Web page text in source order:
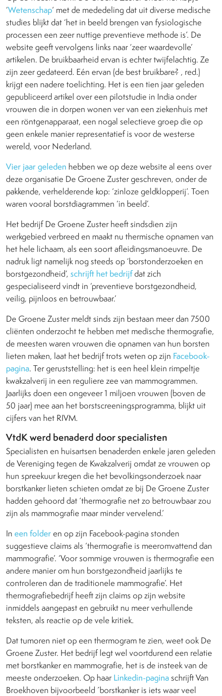
‘Wetenschap‘ met de mededeling dat uit diverse medische
studies blijkt dat ‘het in beeld brengen van fysiologische
processen een zeer nuttige preventieve methode is’. De
website geeft vervolgens links naar ‘zeer waardevolle’
artikelen. De bruikbaarheid ervan is echter twijfelachtig. Ze
zijn zeer gedateerd. Eén ervan (de best bruikbare? , red.)
krijgt een nadere toelichting. Het is een tien jaar geleden
gepubliceerd artikel over een pilotstudie in India onder
vrouwen die in dorpen wonen ver van een ziekenhuis met
een röntgenapparaat, een nogal selectieve groep die op
geen enkele manier representatief is voor de westerse
wereld, voor Nederland.
Vier jaar geleden hebben we op deze website al eens over
deze organisatie De Groene Zuster geschreven, onder de
pakkende, verhelderende kop: ‘zinloze geldklopperij’. Toen
waren vooral borstdiagrammen ‘in beeld’.
Het bedrijf De Groene Zuster heeft sindsdien zijn
werkgebied verbreed en maakt nu thermische opnamen van
het hele lichaam, als een soort afleidingsmanoeuvre. De
nadruk ligt namelijk nog steeds op ‘borstonderzoeken en
borstgezondheid’, schrijft het bedrijfdat zich
gespecialiseerd vindt in ‘preventieve borstgezondheid,
veilig, pijnloos en betrouwbaar.’
De Groene Zuster meldt sinds zijn bestaan meer dan 7500
cliënten onderzocht te hebben met medische thermografie,
de meesten waren vrouwen die opnamen van hun borsten
lieten maken, laat het bedrijf trots weten op zijn Facebook-
pagina. Ter geruststelling: het is een heel klein rimpeltje
kwakzalverij in een reguliere zee van mammogrammen.
Jaarlijks doen een ongeveer 1 miljoen vrouwen (boven de
50 jaar) mee aan het borstscreeningsprogramma, blijkt uit
cijfers van het RIVM.
VtdK werd benaderd door specialisten
Specialisten en huisartsen benaderden enkele jaren geleden
de Vereniging tegen de Kwakzalverij omdat ze vrouwen op
hun spreekuur kregen die het bevolkingsonderzoek naar
borstkanker lieten schieten omdat ze bij De Groene Zuster
hadden gehoord dat ‘thermografie net zo betrouwbaar zou
zijn als mammografie maar minder vervelend.’
In een folderen op zijn Facebook-pagina stonden
suggestieve claims als ‘thermografie is meeromvattend dan
mammografie’. ‘Voor sommige vrouwen is thermografie een
andere manier om hun borstgezondheid jaarlijks te
controleren dan de traditionele mammografie’. Het
thermografiebedrijf heeft zijn claims op zijn website
inmiddels aangepast en gebruikt nu meer verhullende
teksten, als reactie op de vele kritiek.
Dat tumoren niet op een thermogram te zien, weet ook De
Groene Zuster. Het bedrijf legt wel voortdurend een relatie
met borstkanker en mammografie, het is de insteek van de
meeste onderzoeken. Op haar Linkedin-paginaschrijft Van
Broekhoven bijvoorbeeld ´borstkanker is iets waar veel